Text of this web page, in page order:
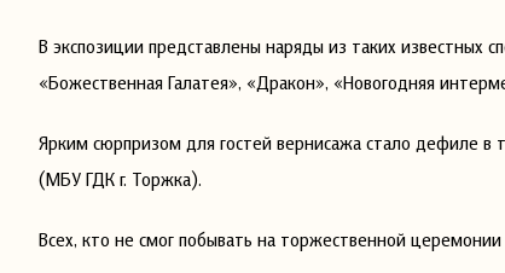
В экспозиции представлены наряды из таких известных
«Божественная Галатея», «Дракон», «Новогодняя
Ярким сюрпризом для гостей вернисажа стало дефиле в
(МБУ ГДК г. Торжка).
Всех, кто не смог побывать на торжественной